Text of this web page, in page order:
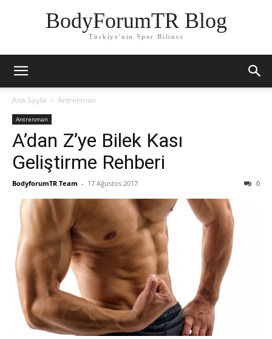
BodyForumTR Blog
Türkiye'nin Spor Bilinci
Ana Sayfa Antrenman
Antrenman
A’dan Z’ye Bilek Kası
Geliştirme Rehberi
BodyforumTR Team - 17 Ağustos 2017 0